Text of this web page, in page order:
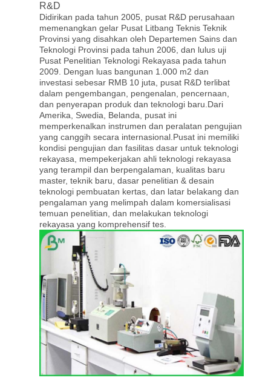
R&D
Didirikan pada tahun 2005, pusat R&D perusahaan
memenangkan gelar Pusat Litbang Teknis Teknik
Provinsi yang disahkan oleh Departemen Sains dan
Teknologi Provinsi pada tahun 2006, dan lulus uji
Pusat Penelitian Teknologi Rekayasa pada tahun
2009. Dengan luas bangunan 1.000 m2 dan
investasi sebesar RMB 10 juta, pusat R&D terlibat
dalam pengembangan, pengenalan, pencernaan,
dan penyerapan produk dan teknologi baru.Dari
Amerika, Swedia, Belanda, pusat ini
memperkenalkan instrumen dan peralatan pengujian
yang canggih secara internasional.Pusat ini memiliki
kondisi pengujian dan fasilitas dasar untuk teknologi
rekayasa, mempekerjakan ahli teknologi rekayasa
yang terampil dan berpengalaman, kualitas baru
master, teknik baru, dasar penelitian & desain
teknologi pembuatan kertas, dan latar belakang dan
pengalaman yang melimpah dalam komersialisasi
temuan penelitian, dan melakukan teknologi
rekayasa yang komprehensif tes.